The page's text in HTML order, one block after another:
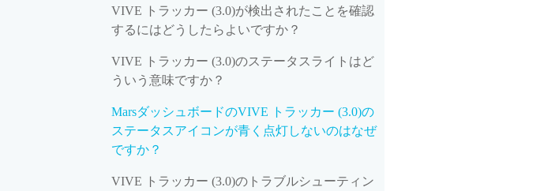
VIVE トラッカー (3.0)が検出されたことを確認
するにはどうしたらよいですか？
VIVE トラッカー (3.0)のステータスライトはど
ういう意味ですか？
MarsダッシュボードのVIVE トラッカー (3.0)の
ステータスアイコンが青く点灯しないのはなぜ
ですか？
VIVE トラッカー (3.0)のトラブルシューティン